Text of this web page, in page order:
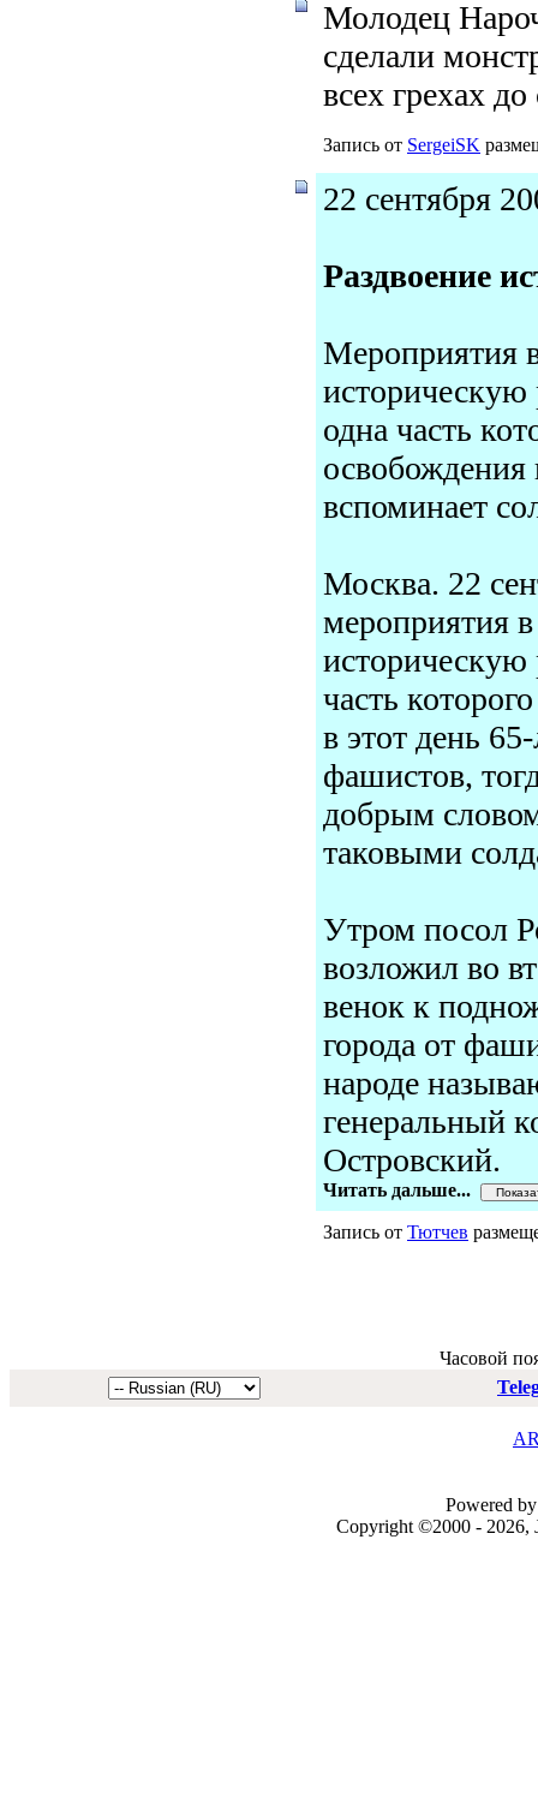
Молодец
сделали
всех грехах
Запись от SergeiSK
22 сентября
Раздвоение
Мероприятия
историческую
одна часть
освобождения
вспоминает
Москва. 22
мероприятия в
историческую
часть
в этот день
фашистов,
добрым
таковыми
Утром посол
возложил во
венок к
города от
народе
генеральный
Островский.
Читать дальше...
Запись от Тютчев
Часовой
Powered
Copyright ©2000 - 2026,